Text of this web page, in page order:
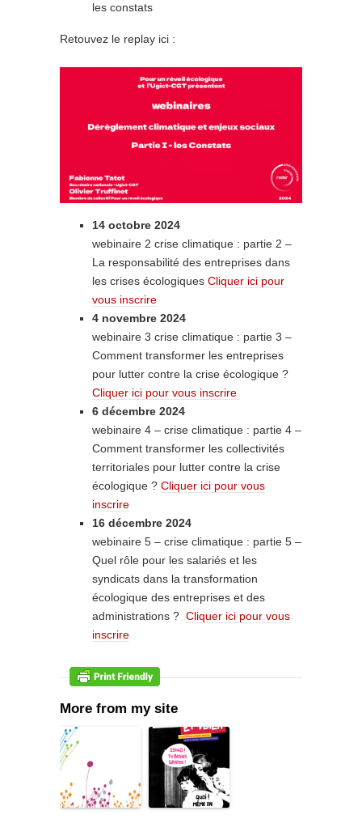
les constats
Retouvez le replay ici :
14 octobre 2024
webinaire 2 crise climatique : partie 2 –
La responsabilité des entreprises dans
les crises écologiques Cliquer ici pour
vous inscrire
4 novembre 2024
webinaire 3 crise climatique : partie 3 –
Comment transformer les entreprises
pour lutter contre la crise écologique ?
Cliquer ici pour vous inscrire
6 décembre 2024
webinaire 4 – crise climatique : partie 4 –
Comment transformer les collectivités
territoriales pour lutter contre la crise
écologique ? Cliquer ici pour vous
inscrire
16 décembre 2024
webinaire 5 – crise climatique : partie 5 –
Quel rôle pour les salariés et les
syndicats dans la transformation
écologique des entreprises et des
administrations ? Cliquer ici pour vous
inscrire
More from my site